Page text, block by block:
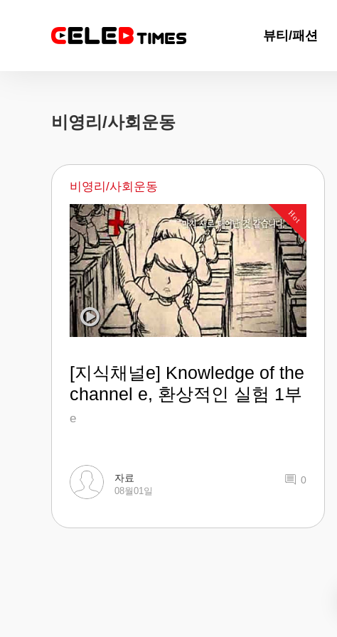
뷰티/패션
메뉴
비영리/사회운동
비영리/사회운동
Hot
[지식채널e] Knowledge of the
channel e, 환상적인 실험 1부
e
자료
08월01일
0